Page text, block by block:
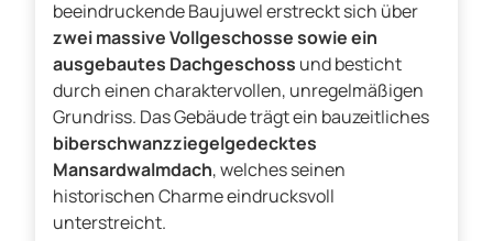
beeindruckende Baujuwel erstreckt sich über
zwei massive Vollgeschosse sowie ein
ausgebautes Dachgeschoss und besticht
durch einen charaktervollen, unregelmäßigen
Grundriss. Das Gebäude trägt ein bauzeitliches
biberschwanzziegelgedecktes
Mansardwalmdach, welches seinen
historischen Charme eindrucksvoll
unterstreicht.